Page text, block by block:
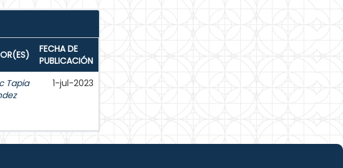
FECHA DE
PUBLICACIÓN
Tapia
1-jul-2023